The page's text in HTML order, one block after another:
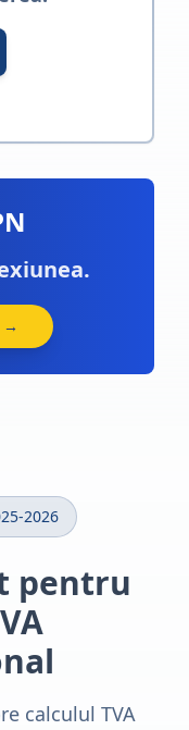
→
2026
pentru
calculul TVA